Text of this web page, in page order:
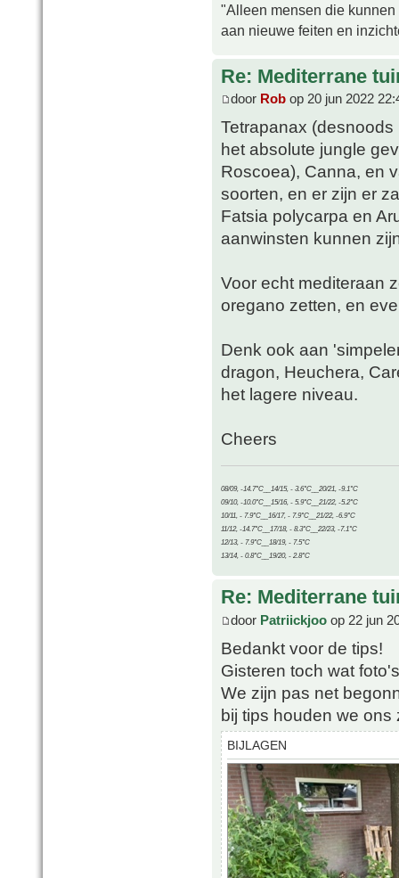
"Alleen mensen die
aan nieuwe feiten en
Re: Mediterrane
door Rob op 20 jun 2022
Tetrapanax
het absolute jungle
Roscoea), Canna, en
soorten, en er zijn er
Fatsia polycarpa en
aanwinsten kunnen
Voor echt mediteraan
oregano zetten, en
Denk ook aan
dragon, Heuchera,
het lagere niveau.
Cheers
08/09, -14.7°C__14/15, - 3.6°C__20/21, -9.1°C
09/10, -10.0°C__15/16, - 5.9°C__21/22, -5.2°C
10/11, - 7.9°C__16/17, - 7.9°C__21/22, -6.9°C
11/12, -14.7°C__17/18, - 8.3°C__22/23, -7.1°C
12/13, - 7.9°C__18/19, - 7.5°C
13/14, - 0.8°C__19/20, - 2.8°C
Re: Mediterrane
door Patriickjoo op 22 jun
Bedankt voor de tips!
Gisteren toch wat
We zijn pas net
bij tips houden we
BIJLAGEN